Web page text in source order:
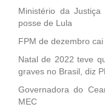
Ministério da
posse de Lula
FPM de dezembro
Natal de 2022 teve
graves no Brasil, diz
Governadora do
MEC